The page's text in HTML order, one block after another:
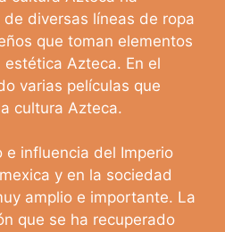
diversas líneas de ropa
que toman elementos
Azteca. En el
varias películas que
cultura Azteca.
e influencia del Imperio
y en la sociedad
amplio e importante. La
que se ha recuperado